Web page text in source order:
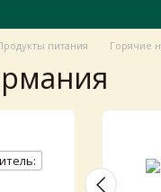
питания Горячие